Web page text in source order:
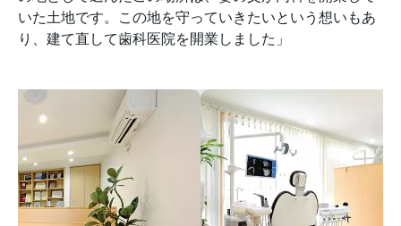
いた土地です。この地を守っていきたいという想いもあ
り、建て直して歯科医院を開業しました」